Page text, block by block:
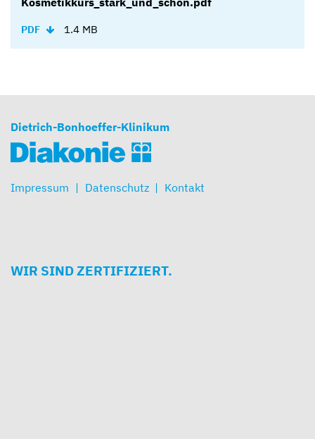
PDF 1.4 MB
Dietrich-Bonhoeffer-Klinikum
Impressum Datenschutz Kontakt
WIR SIND ZERTIFIZIERT.